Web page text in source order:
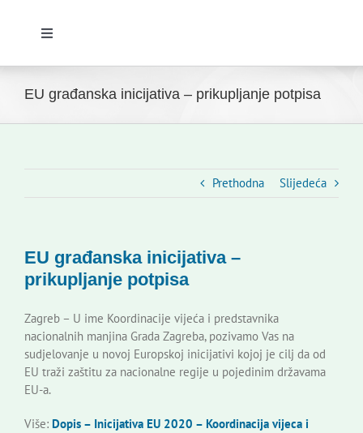
Toggle
Novosti
Kontakti
Novi odmev – naše glasilo
Izdavaštvo
EU građanska inicijativa – prikupljanje potpisa
Prethodna Slijedeća
EU građanska inicijativa –
prikupljanje potpisa
Zagreb – U ime Koordinacije vijeća i predstavnika
nacionalnih manjina Grada Zagreba, pozivamo Vas na
sudjelovanje u novoj Europskoj inicijativi kojoj je cilj da od
EU traži zaštitu za nacionalne regije u pojedinim državama
EU-a.
Više: Dopis – Inicijativa EU 2020 – Koordinacija vijeca i